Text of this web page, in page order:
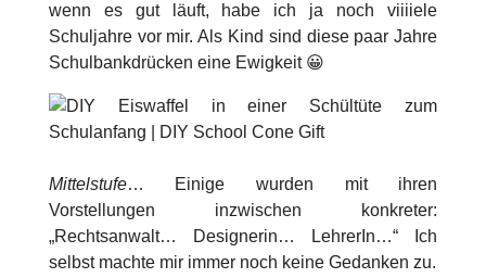
wenn es gut läuft, habe ich ja noch viiiiele
Schuljahre vor mir. Als Kind sind diese paar Jahre
Schulbankdrücken eine Ewigkeit 😀
Mittelstufe… Einige wurden mit ihren
Vorstellungen inzwischen konkreter:
„Rechtsanwalt… Designerin… LehrerIn…“ Ich
selbst machte mir immer noch keine Gedanken zu.